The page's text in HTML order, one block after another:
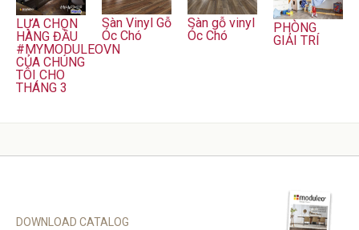
LỰA CHỌN
HÀNG ĐẦU
#MYMODULEOVN
CỦA CHÚNG
TÔI CHO
THÁNG 3
Sàn Vinyl Gỗ
Óc Chó
Sàn gỗ vinyl
Óc Chó
PHÒNG
GIẢI TRÍ
DOWNLOAD CATALOG